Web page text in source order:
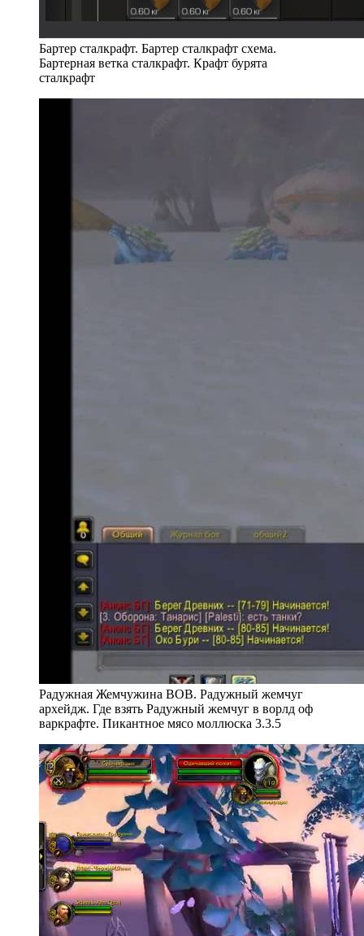
Бартер сталкрафт. Бартер сталкрафт схема.
Бартерная ветка сталкрафт. Крафт бурята
сталкрафт
Радужная Жемчужина ВОВ. Радужный жемчуг
архейдж. Где взять Радужный жемчуг в ворлд оф
варкрафте. Пикантное мясо моллюска 3.3.5